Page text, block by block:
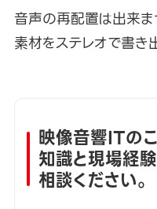
音声の再配置は出来ま
素材をステレオで書き
映像音響ITのこ
知識と現場経
相談ください。